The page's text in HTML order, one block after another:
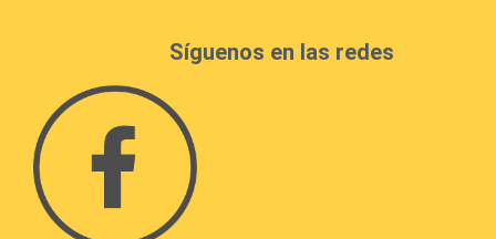
Síguenos en las redes